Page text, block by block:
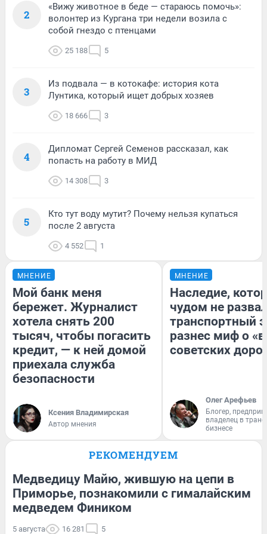
2
«Вижу животное в беде — стараюсь помочь»:
волонтер из Кургана три недели возила с
собой гнездо с птенцами
25 188 5
3
Из подвала — в котокафе: история кота
Лунтика, который ищет добрых хозяев
18 666 3
4
Дипломат Сергей Семенов рассказал, как
попасть на работу в МИД
14 308 3
5
Кто тут воду мутит? Почему нельзя купаться
после 2 августа
4 552 1
МНЕНИЕ
Мой банк меня
бережет. Журналист
хотела снять 200
тысяч, чтобы погасить
кредит, — к ней домой
приехала служба
безопасности
Ксения Владимирская
Автор мнения
МНЕНИЕ
Наследие,
чудом не
транспортный
разнес миф о
советских
Олег Арефьев
Блогер,
владелец в
бизнесе
РЕКОМЕНДУЕМ
Медведицу Майю, жившую на цепи в
Приморье, познакомили с гималайским
медведем Фиником
5 августа 16 281 5